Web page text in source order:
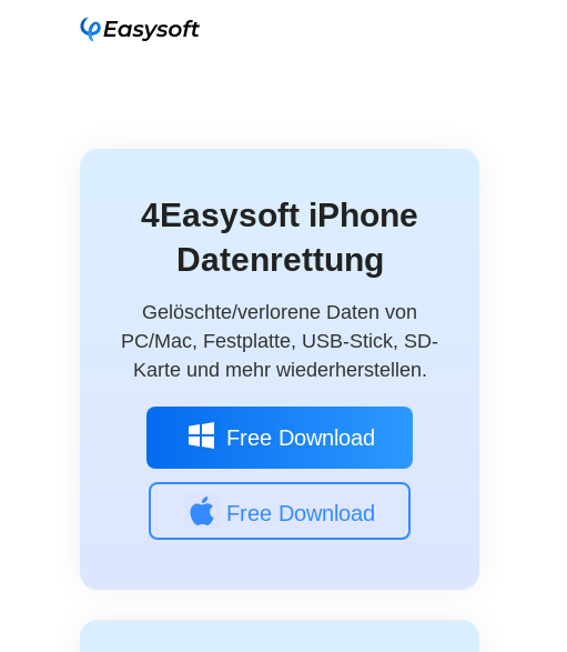
4Easysoft iPhone
Datenrettung
Gelöschte/verlorene Daten von
PC/Mac, Festplatte, USB-Stick, SD-
Karte und mehr wiederherstellen.
Free Download
Free Download